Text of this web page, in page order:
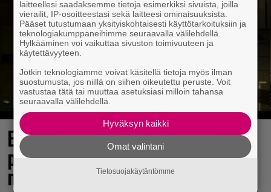
Elokuun PlayStation Plus Essential -
pelit ilmestyivät – mukana todellinen
mestariteos
laitteellesi saadaksemme tietoja esimerkiksi sivuista, joilla
vierailit, IP-osoitteestasi sekä laitteesi ominaisuuksista.
Pääset tutustumaan yksityiskohtaisesti käyttötarkoituksiin ja
teknologiakumppaneihimme seuraavalla välilehdellä.
Hylkääminen voi vaikuttaa sivuston toimivuuteen ja
käytettävyyteen.
Jotkin teknologiamme voivat käsitellä tietoja myös ilman
suostumusta, jos niillä on siihen oikeutettu peruste. Voit
vastustaa tätä tai muuttaa asetuksiasi milloin tahansa
seuraavalla välilehdellä.
Hyväksyn kaikki
Omat valintani
Tietosuojakäytäntömme